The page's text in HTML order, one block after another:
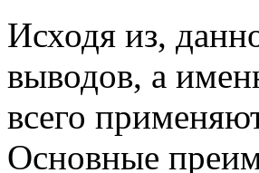
Исходя из,
выводов, а
всего
Основные